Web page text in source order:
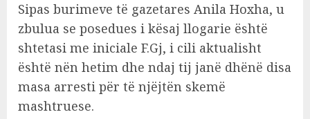
Sipas burimeve të gazetares Anila Hoxha, u
zbulua se posedues i kësaj llogarie është
shtetasi me iniciale F.Gj, i cili aktualisht
është nën hetim dhe ndaj tij janë dhënë disa
masa arresti për të njëjtën skemë
mashtruese.